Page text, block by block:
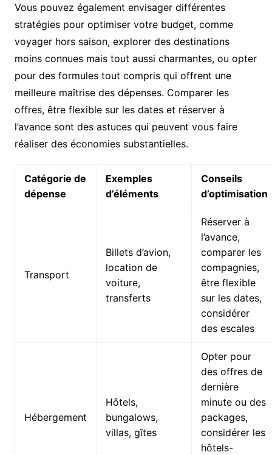
Vous pouvez également envisager différentes
stratégies pour optimiser votre budget, comme
voyager hors saison, explorer des destinations
moins connues mais tout aussi charmantes, ou opter
pour des formules tout compris qui offrent une
meilleure maîtrise des dépenses. Comparer les
offres, être flexible sur les dates et réserver à
l’avance sont des astuces qui peuvent vous faire
réaliser des économies substantielles.
Catégorie de
dépense
Exemples
d’éléments
Conseils
d’optimisation
Transport
Billets d’avion,
location de
voiture,
transferts
Réserver à
l’avance,
comparer les
compagnies,
être flexible
sur les dates,
considérer
des escales
Hébergement
Hôtels,
bungalows,
villas, gîtes
Opter pour
des offres de
dernière
minute ou des
packages,
considérer les
hôtels-